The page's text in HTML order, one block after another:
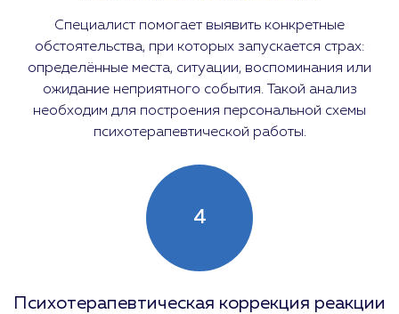
Специалист помогает выявить конкретные
обстоятельства, при которых запускается страх:
определённые места, ситуации, воспоминания или
ожидание неприятного события. Такой анализ
необходим для построения персональной схемы
психотерапевтической работы.
4
Психотерапевтическая коррекция реакции